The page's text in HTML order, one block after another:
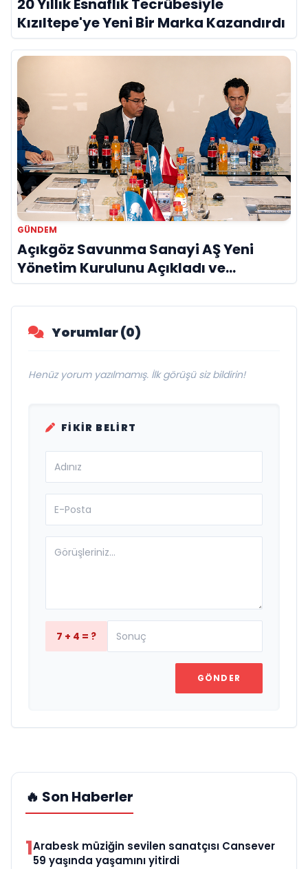
20 Yıllık Esnaflık Tecrübesiyle
Kızıltepe'ye Yeni Bir Marka Kazandırdı
GÜNDEM
Açıkgöz Savunma Sanayi AŞ Yeni
Yönetim Kurulunu Açıkladı ve
Savunma Sanayinde Küresel Vizyon
Vurgusu
Yorumlar (0)
Henüz yorum yazılmamış. İlk görüşü siz bildirin!
FIKIR BELIRT
7 + 4 = ?
GÖNDER
🔥 Son Haberler
1Arabesk müziğin sevilen sanatçısı Cansever
59 yaşında yaşamını yitirdi